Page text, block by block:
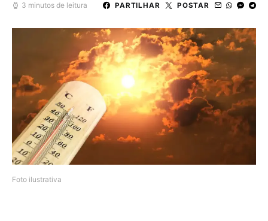
3 minutos de leitura PARTILHAR POSTAR
Foto ilustrativa